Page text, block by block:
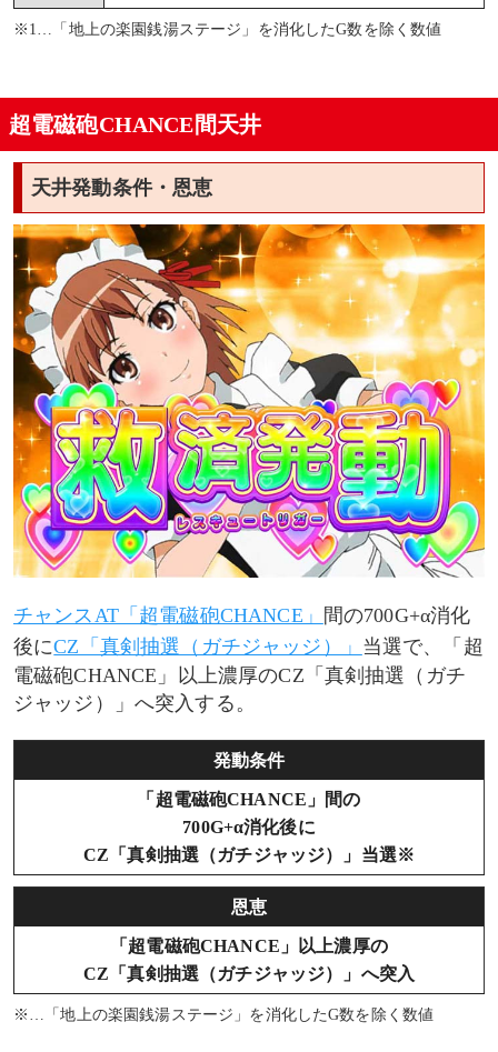
※1…「地上の楽園銭湯ステージ」を消化したG数を除く数値
超電磁砲CHANCE間天井
天井発動条件・恩恵
チャンスAT「超電磁砲CHANCE」 間の700G+α消化
後にCZ「真剣抽選（ガチジャッジ）」 当選で、「超
電磁砲CHANCE」以上濃厚のCZ「真剣抽選（ガチ
ジャッジ）」へ突入する。
発動条件
「超電磁砲CHANCE」間の
700G+α消化後に
CZ「真剣抽選（ガチジャッジ）」当選※
恩恵
「超電磁砲CHANCE」以上濃厚の
CZ「真剣抽選（ガチジャッジ）」へ突入
※…「地上の楽園銭湯ステージ」を消化したG数を除く数値